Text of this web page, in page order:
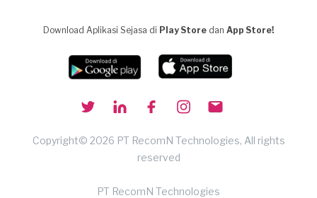
Download Aplikasi Sejasa di Play Store dan App Store!
Copyright© 2026 PT RecomN Technologies, All rights
reserved
PT RecomN Technologies